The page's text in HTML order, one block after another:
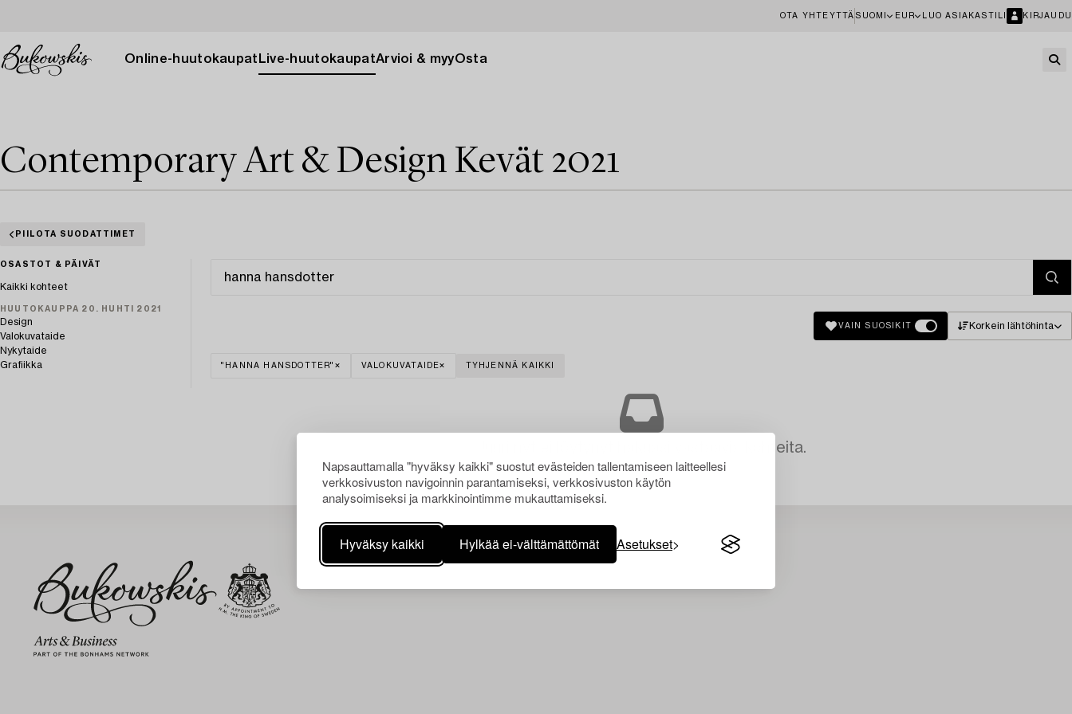
Napsauttamalla "hyväksy kaikki" suostut evästeiden tallentamiseen laitteellesi
verkkosivuston navigoinnin parantamiseksi, verkkosivuston käytön
analysoimiseksi ja markkinointimme mukauttamiseksi.
Hyväksy kaikki Hylkää ei-välttämättömät Asetukset
OTA YHTEYTTÄ SUOMI EUR LUO ASIAKASTILI KIRJAUDU
Online-huutokaupat Live-huutokaupatArvioi & myyOsta
Contemporary Art & Design Kevät 2021
PIILOTA SUODATTIMET
OSASTOT & PÄIVÄT
Kaikki kohteet
HUUTOKAUPPA 20. HUHTI 2021
Design
Valokuvataide
Nykytaide
Grafiikka
VAIN SUOSIKIT Korkein lähtöhinta
"HANNA HANSDOTTER" VALOKUVATAIDE TYHJENNÄ KAIKKI
Juuri nyt ei löytynyt hakuasi vastaavia kohteita.